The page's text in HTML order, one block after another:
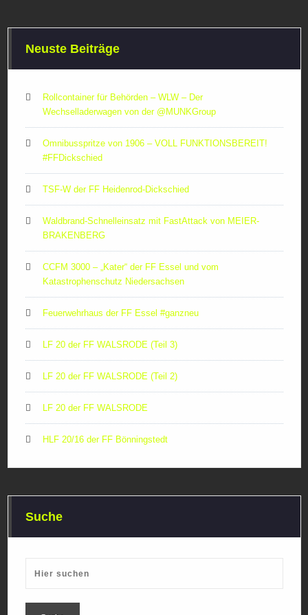
Neuste Beiträge
Rollcontainer für Behörden – WLW – Der
Wechselladerwagen von der ‪@MUNKGroup‬
Omnibusspritze von 1906 – VOLL FUNKTIONSBEREIT!
#FFDickschied
TSF-W der FF Heidenrod-Dickschied
Waldbrand-Schnelleinsatz mit FastAttack von MEIER-
BRAKENBERG
CCFM 3000 – „Kater“ der FF Essel und vom
Katastrophenschutz Niedersachsen
Feuerwehrhaus der FF Essel #ganzneu
LF 20 der FF WALSRODE (Teil 3)
LF 20 der FF WALSRODE (Teil 2)
LF 20 der FF WALSRODE
HLF 20/16 der FF Bönningstedt
Suche